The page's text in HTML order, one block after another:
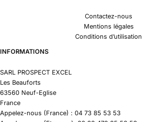
Contactez-nous
Mentions légales
Conditions d’utilisation
INFORMATIONS
SARL PROSPECT EXCEL
Les Beauforts
63560 Neuf-Eglise
France
Appelez-nous (France) : 04 73 85 53 53